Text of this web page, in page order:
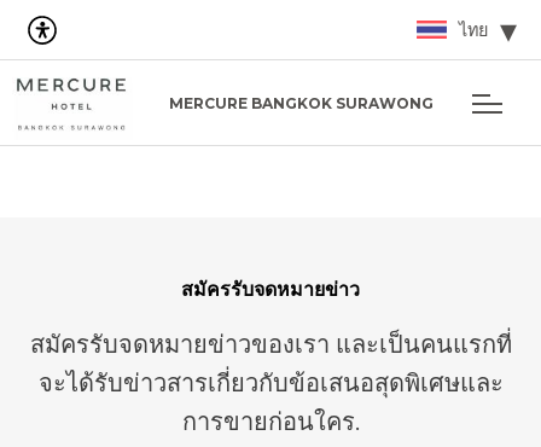
ไทย
MERCURE BANGKOK SURAWONG
สมัครรับจดหมายข่าว
สมัครรับจดหมายข่าวของเรา และเป็นคนแรกที่
จะได้รับข่าวสารเกี่ยวกับข้อเสนอสุดพิเศษและ
การขายก่อนใคร.